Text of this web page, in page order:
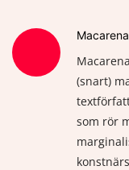
(snart)
som rör